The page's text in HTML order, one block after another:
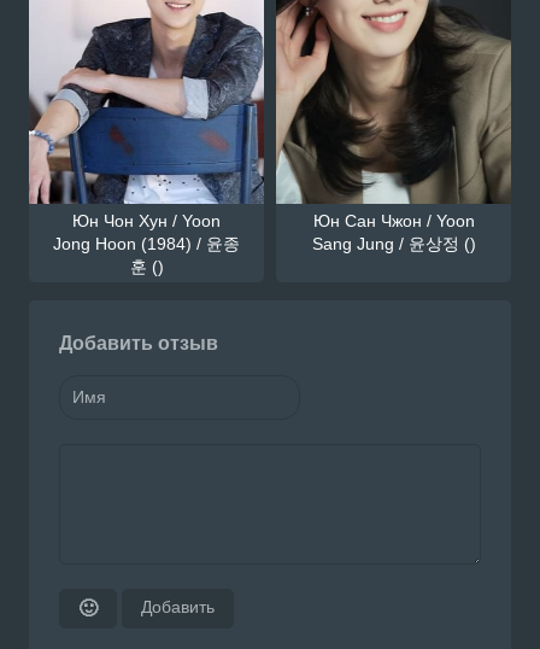
Юн Чон Хун / Yoon
Jong Hoon (1984) / 윤종
훈 ()
Юн Сан Чжон / Yoon
Sang Jung / 윤상정 ()
Добавить отзыв
🙂 Добавить